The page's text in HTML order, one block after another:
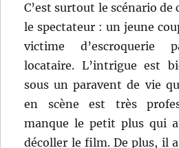
C’est surtout le scénario de
le spectateur : un jeune
victime d’escroquerie
locataire. L’intrigue est
sous un paravent de vie
en scène est très
manque le petit plus qui
décoller le film. De plus, il